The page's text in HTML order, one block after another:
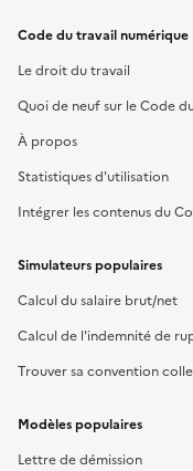
Code du travail numérique
Le droit du travail
Quoi de neuf sur le Code
À propos
Statistiques d'utilisation
Intégrer les contenus du
Simulateurs populaires
Calcul du salaire brut/net
Calcul de l'indemnité de
Trouver sa convention
Modèles populaires
Lettre de démission